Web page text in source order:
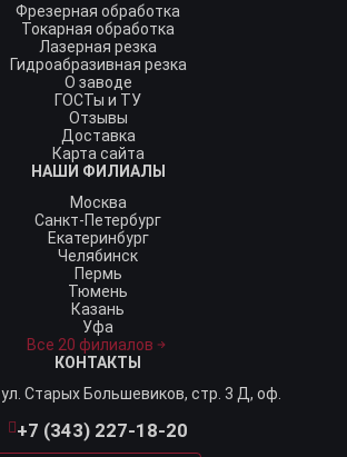
Фрезерная обработка
Токарная обработка
Лазерная резка
Гидроабразивная резка
О заводе
ГОСТы и ТУ
Отзывы
Доставка
Карта сайта
НАШИ ФИЛИАЛЫ
Москва
Санкт-Петербург
Екатеринбург
Челябинск
Пермь
Тюмень
Казань
Уфа
Все 20 филиалов
КОНТАКТЫ
ул. Старых Большевиков, стр. 3 Д, оф.
+7 (343) 227-18-20